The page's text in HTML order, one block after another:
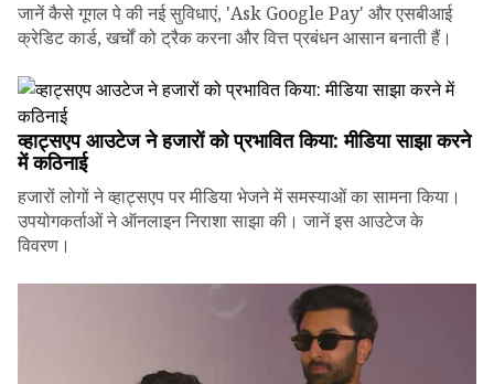
जानें कैसे गूगल पे की नई सुविधाएं, 'Ask Google Pay' और एसबीआई
क्रेडिट कार्ड, खर्चों को ट्रैक करना और वित्त प्रबंधन आसान बनाती हैं।
व्हाट्सएप आउटेज ने हजारों को प्रभावित किया: मीडिया साझा करने
में कठिनाई
हजारों लोगों ने व्हाट्सएप पर मीडिया भेजने में समस्याओं का सामना किया।
उपयोगकर्ताओं ने ऑनलाइन निराशा साझा की। जानें इस आउटेज के
विवरण।